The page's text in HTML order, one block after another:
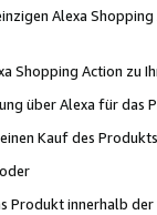
Alexa
Shopping Action zu
über Alexa für das
Kauf des
Produkt innerhalb der